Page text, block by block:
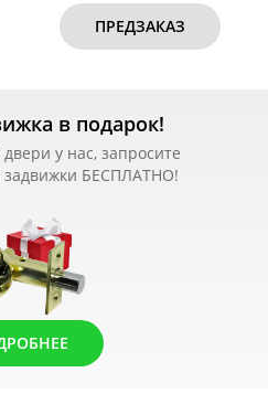
ПРЕДЗАКАЗ
в подарок!
у нас, запросите
задвижки БЕСПЛАТНО!